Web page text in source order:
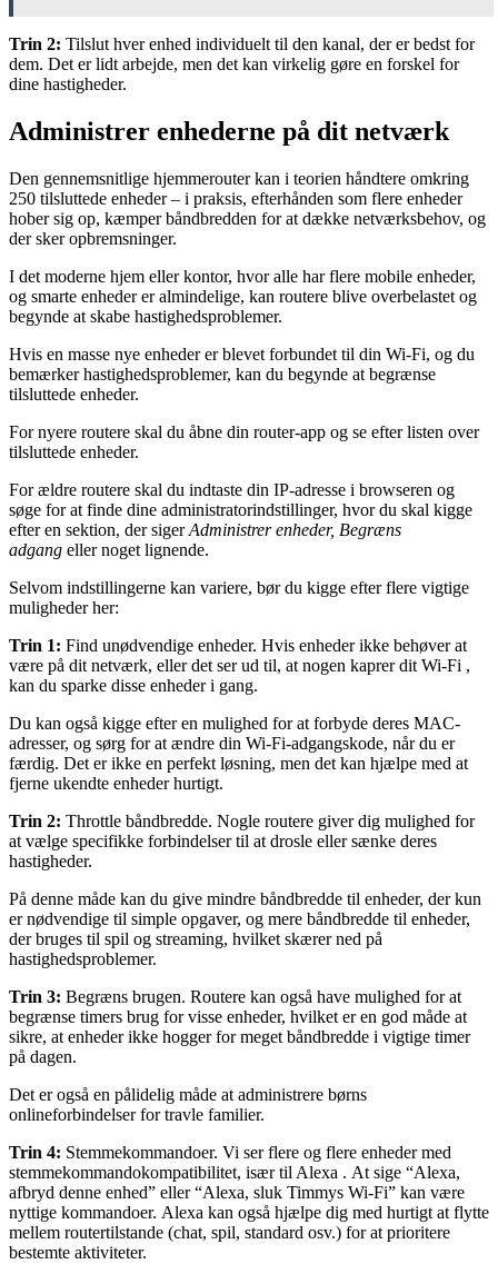
Trin 2: Tilslut hver enhed individuelt til den kanal, der er bedst for
dem. Det er lidt arbejde, men det kan virkelig gøre en forskel for
dine hastigheder.
Administrer enhederne på dit netværk
Den gennemsnitlige hjemmerouter kan i teorien håndtere omkring
250 tilsluttede enheder – i praksis, efterhånden som flere enheder
hober sig op, kæmper båndbredden for at dække netværksbehov, og
der sker opbremsninger.
I det moderne hjem eller kontor, hvor alle har flere mobile enheder,
og smarte enheder er almindelige, kan routere blive overbelastet og
begynde at skabe hastighedsproblemer.
Hvis en masse nye enheder er blevet forbundet til din Wi-Fi, og du
bemærker hastighedsproblemer, kan du begynde at begrænse
tilsluttede enheder.
For nyere routere skal du åbne din router-app og se efter listen over
tilsluttede enheder.
For ældre routere skal du indtaste din IP-adresse i browseren og
søge for at finde dine administratorindstillinger, hvor du skal kigge
efter en sektion, der sigerAdministrer enheder, Begræns
adgang eller noget lignende.
Selvom indstillingerne kan variere, bør du kigge efter flere vigtige
muligheder her:
Trin 1: Find unødvendige enheder. Hvis enheder ikke behøver at
være på dit netværk, eller det ser ud til, at nogen kaprer dit Wi-Fi ,
kan du sparke disse enheder i gang.
Du kan også kigge efter en mulighed for at forbyde deres MAC-
adresser, og sørg for at ændre din Wi-Fi-adgangskode, når du er
færdig. Det er ikke en perfekt løsning, men det kan hjælpe med at
fjerne ukendte enheder hurtigt.
Trin 2: Throttle båndbredde. Nogle routere giver dig mulighed for
at vælge specifikke forbindelser til at drosle eller sænke deres
hastigheder.
På denne måde kan du give mindre båndbredde til enheder, der kun
er nødvendige til simple opgaver, og mere båndbredde til enheder,
der bruges til spil og streaming, hvilket skærer ned på
hastighedsproblemer.
Trin 3: Begræns brugen. Routere kan også have mulighed for at
begrænse timers brug for visse enheder, hvilket er en god måde at
sikre, at enheder ikke hogger for meget båndbredde i vigtige timer
på dagen.
Det er også en pålidelig måde at administrere børns
onlineforbindelser for travle familier.
Trin 4: Stemmekommandoer. Vi ser flere og flere enheder med
stemmekommandokompatibilitet, især til Alexa . At sige “Alexa,
afbryd denne enhed” eller “Alexa, sluk Timmys Wi-Fi” kan være
nyttige kommandoer. Alexa kan også hjælpe dig med hurtigt at flytte
mellem routertilstande (chat, spil, standard osv.) for at prioritere
bestemte aktiviteter.